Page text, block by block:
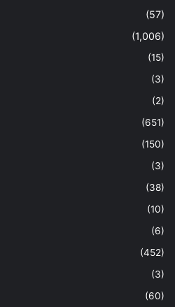
(57)
(1,006)
(15)
(3)
(2)
(651)
(150)
(3)
(38)
(10)
(6)
(452)
(3)
(60)